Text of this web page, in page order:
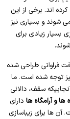
اند. برخی از این
و بسیاری نیز
بسیار زیادی برای
فراوانی طراحی شده
نیز توجه شده است. ما
سقف، دالانی
و آرامگاه ها دارای
ها برای زیباسازی